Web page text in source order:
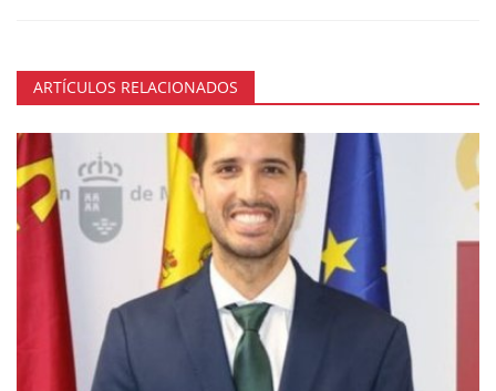
ARTÍCULOS RELACIONADOS